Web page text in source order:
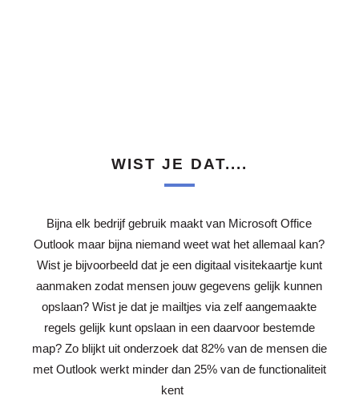
WIST JE DAT....
Bijna elk bedrijf gebruik maakt van Microsoft Office
Outlook maar bijna niemand weet wat het allemaal kan?
Wist je bijvoorbeeld dat je een digitaal visitekaartje kunt
aanmaken zodat mensen jouw gegevens gelijk kunnen
opslaan? Wist je dat je mailtjes via zelf aangemaakte
regels gelijk kunt opslaan in een daarvoor bestemde
map? Zo blijkt uit onderzoek dat 82% van de mensen die
met Outlook werkt minder dan 25% van de functionaliteit
kent